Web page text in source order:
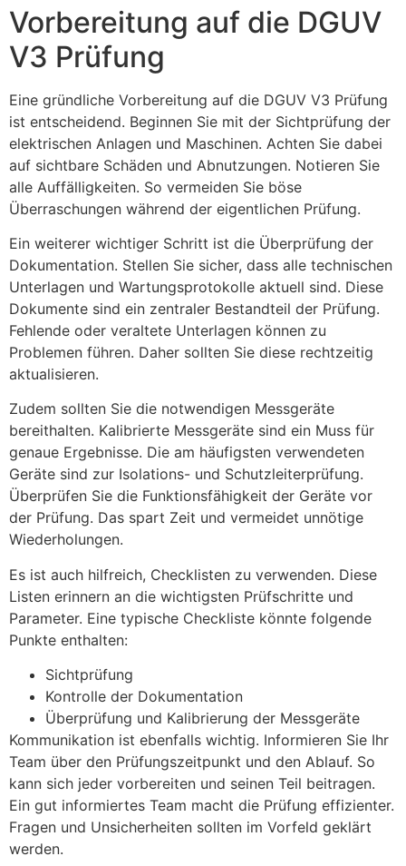
Vorbereitung auf die DGUV
V3 Prüfung
Eine gründliche Vorbereitung auf die DGUV V3 Prüfung
ist entscheidend. Beginnen Sie mit der Sichtprüfung der
elektrischen Anlagen und Maschinen. Achten Sie dabei
auf sichtbare Schäden und Abnutzungen. Notieren Sie
alle Auffälligkeiten. So vermeiden Sie böse
Überraschungen während der eigentlichen Prüfung.
Ein weiterer wichtiger Schritt ist die Überprüfung der
Dokumentation. Stellen Sie sicher, dass alle technischen
Unterlagen und Wartungsprotokolle aktuell sind. Diese
Dokumente sind ein zentraler Bestandteil der Prüfung.
Fehlende oder veraltete Unterlagen können zu
Problemen führen. Daher sollten Sie diese rechtzeitig
aktualisieren.
Zudem sollten Sie die notwendigen Messgeräte
bereithalten. Kalibrierte Messgeräte sind ein Muss für
genaue Ergebnisse. Die am häufigsten verwendeten
Geräte sind zur Isolations- und Schutzleiterprüfung.
Überprüfen Sie die Funktionsfähigkeit der Geräte vor
der Prüfung. Das spart Zeit und vermeidet unnötige
Wiederholungen.
Es ist auch hilfreich, Checklisten zu verwenden. Diese
Listen erinnern an die wichtigsten Prüfschritte und
Parameter. Eine typische Checkliste könnte folgende
Punkte enthalten:
Sichtprüfung
Kontrolle der Dokumentation
Überprüfung und Kalibrierung der Messgeräte
Kommunikation ist ebenfalls wichtig. Informieren Sie Ihr
Team über den Prüfungszeitpunkt und den Ablauf. So
kann sich jeder vorbereiten und seinen Teil beitragen.
Ein gut informiertes Team macht die Prüfung effizienter.
Fragen und Unsicherheiten sollten im Vorfeld geklärt
werden.